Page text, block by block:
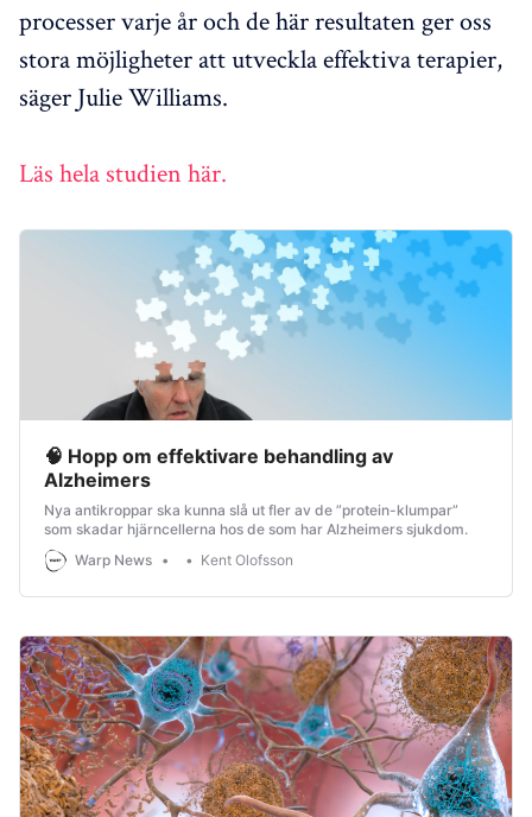
processer varje år och de här resultaten ger oss
stora möjligheter att utveckla effektiva terapier,
säger Julie Williams.
Läs hela studien här.
🧠 Hopp om effektivare behandling av
Alzheimers
Nya antikroppar ska kunna slå ut fler av de ”protein-klumpar”
som skadar hjärncellerna hos de som har Alzheimers sjukdom.
Warp News
Kent Olofsson